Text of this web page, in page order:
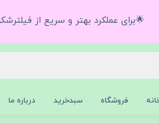
🌟برای عملکرد بهتر و سریع از
فروشگاه سبدخرید درباره ما